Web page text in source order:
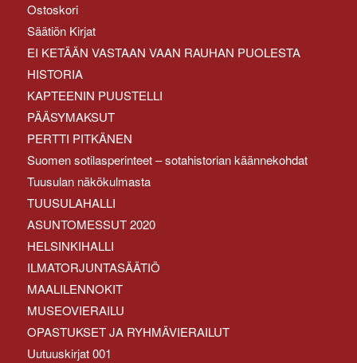
Ostoskori
Säätiön Kirjat
EI KETÄÄN VASTAAN VAAN RAUHAN PUOLESTA
HISTORIA
KAPTEENIN PUUSTELLI
PÄÄSYMAKSUT
PERTTI PITKÄNEN
Suomen sotilasperinteet – sotahistorian käännekohdat
Tuusulan näkökulmasta
TUUSULAHALLI
ASUNTOMESSUT 2020
HELSINKIHALLI
ILMATORJUNTASÄÄTIÖ
MAALILENNOKIT
MUSEOVIERAILU
OPASTUKSET JA RYHMÄVIERAILUT
Uutuuskirjat 001